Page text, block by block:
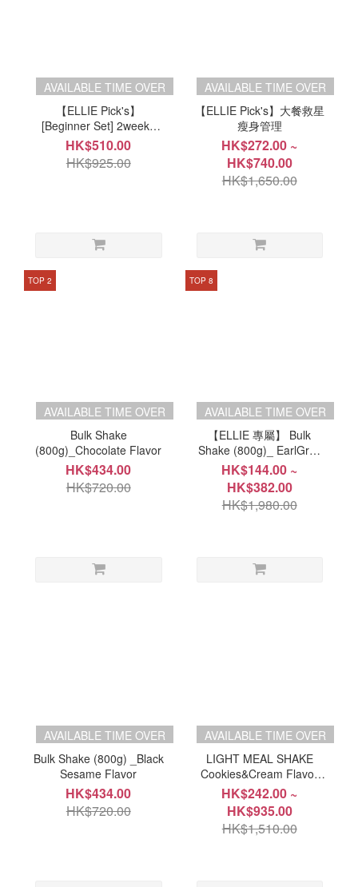
AVAILABLE TIME OVER
【ELLIE Pick's】
[Beginner Set] 2weeks
Body Fat Loss set (25ea)
HK$510.00
HK$925.00
AVAILABLE TIME OVER
【ELLIE Pick's】大餐救星
瘦身管理
HK$272.00 ~
HK$740.00
HK$1,650.00
TOP 2
AVAILABLE TIME OVER
Bulk Shake
(800g)_Chocolate Flavor
HK$434.00
HK$720.00
TOP 8
AVAILABLE TIME OVER
【ELLIE 專屬】 Bulk
Shake (800g)_ EarlGrey
MilkTea(*產品效期 2026年
9月18日)
HK$144.00 ~
HK$382.00
HK$1,980.00
AVAILABLE TIME OVER
Bulk Shake (800g) _Black
Sesame Flavor
HK$434.00
HK$720.00
AVAILABLE TIME OVER
LIGHT MEAL SHAKE
Cookies&Cream Flavor
10ea
HK$242.00 ~
HK$935.00
HK$1,510.00